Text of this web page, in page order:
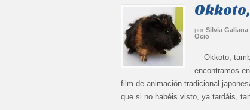
por Silvia Galiana
Ocio
Okkoto,
encontramos
film de animación tradicional
que si no habéis visto, ya tardáis,